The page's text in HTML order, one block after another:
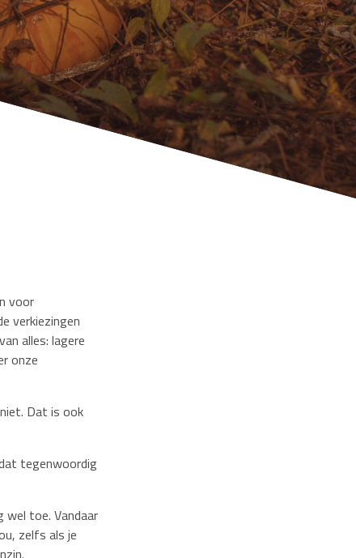
voor
verkiezingen
alles: lagere
onze
Dat is ook
tegenwoordig
wel toe. Vandaar
zelfs als je